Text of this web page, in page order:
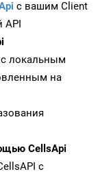
с вашим Client
API
с локальным
на
CellsApi
с